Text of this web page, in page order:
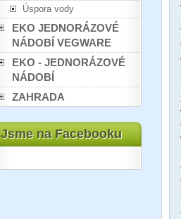
Úspora vody
EKO JEDNORÁZOVÉ
NÁDOBÍ VEGWARE
EKO - JEDNORÁZOVÉ
NÁDOBÍ
ZAHRADA
Jsme na Facebooku